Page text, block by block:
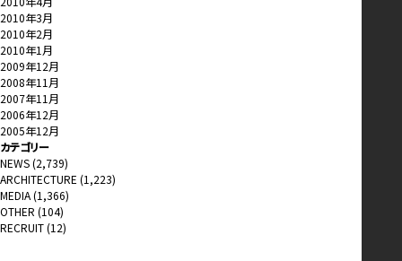
2010年3月
2010年2月
2010年1月
2009年12月
2008年11月
2007年11月
2006年12月
2005年12月
カテゴリー
NEWS(2,739)
ARCHITECTURE (1,223)
MEDIA(1,366)
OTHER (104)
RECRUIT(12)